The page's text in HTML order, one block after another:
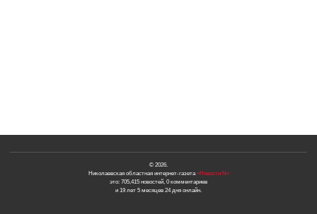
© 2026.
Николаевская областная интернет-газета«Новости N»
это: 705,415 новостей, 0 комментариев
и 19 лет 5 месяцев 24 дня онлайн.